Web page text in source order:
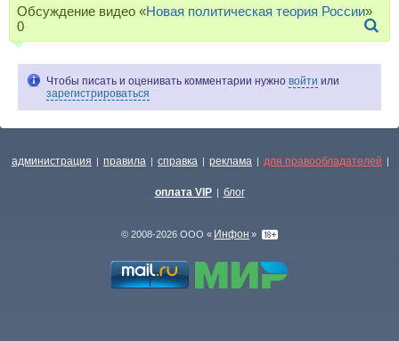
Обсуждение видео «Новая политическая теория России»
0
Чтобы писать и оценивать комментарии нужно войти или
зарегистрироваться
администрация | правила | справка | реклама | для правообладателей |
оплата VIP | блог
© 2008-2026 ООО « Инфон »